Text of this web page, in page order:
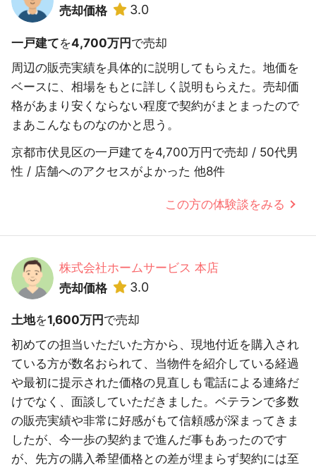
売却価格
3.0
一戸建てを4,700万円で売却
周辺の販売実績を具体的に説明してもらえた。地価を
ベースに、相場をもとに詳しく説明もらえた。売却価
格があまり安くならない程度で契約がまとまったので
まあこんなものなのかと思う。
京都市伏見区の一戸建てを4,700万円で売却 / 50代男
性 / 店舗へのアクセスがよかった 他8件
この方の体験談をみる
株式会社ホームサービス 本店
売却価格
3.0
土地を1,600万円 で売却
初めての担当いただいた方から、現地付近を購入され
ている方が数名おられて、当物件を紹介している経過
や最初に提示された価格の見直しも電話による連絡だ
けでなく、面談していただきました。ベテランで多数
の販売実績や非常に好感がもて信頼感が深まってきま
したが、今一歩の契約まで進んだ事もあったのです
が、先方の購入希望価格との差が埋まらず契約には至